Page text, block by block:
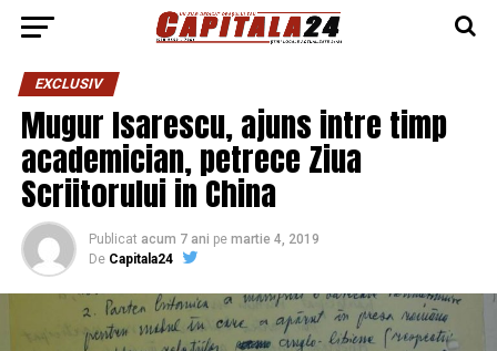
EXCLUSIV
Mugur Isarescu, ajuns intre timp
academician, petrece Ziua
Scriitorului in China
Publicat acum 7 ani pe martie 4, 2019
De Capitala24